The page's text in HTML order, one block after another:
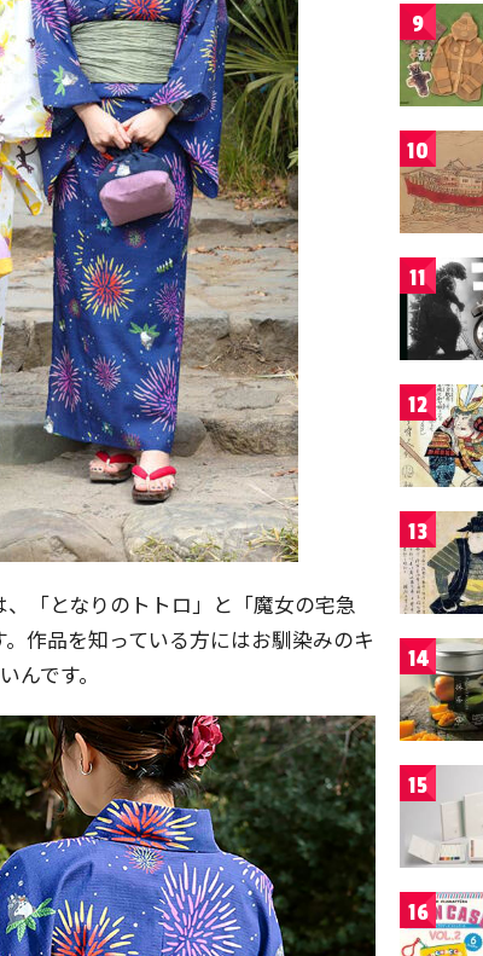
「となりのトトロ」と「魔女の宅急
作品を知っている方にはお馴染みのキ
んです。
9
10
11
12
13
14
15
16